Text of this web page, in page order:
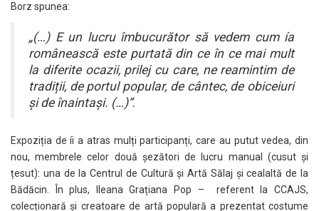
Borz spunea:
„(…) E un lucru îmbucurător să vedem cum ía
românească este purtată din ce în ce mai mult
la diferite ocazii, prilej cu care, ne reamintim de
tradiții, de portul popular, de cântec, de obiceiuri
și de înaintași. (…)”.
Expoziția de íi a atras mulți participanți, care au putut vedea, din
nou, membrele celor două șezători de lucru manual (cusut și
țesut): una de la Centrul de Cultură și Artă Sălaj și cealaltă de la
Bădăcin. În plus, Ileana Grațiana Pop – referent la CCAJS,
colecționară și creatoare de artă populară a prezentat costume